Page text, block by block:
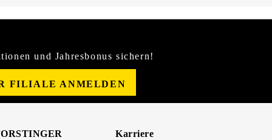
und Jahresbonus sichern!
FILIALE ANMELDEN
Karriere